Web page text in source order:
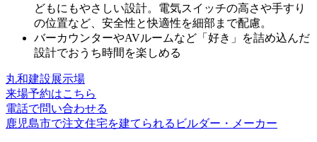
どもにもやさしい設計。電気スイッチの高さや手すり
の位置など、安全性と快適性を細部まで配慮。
バーカウンターやAVルームなど「好き」を詰め込んだ
設計でおうち時間を楽しめる
丸和建設展示場
来場予約はこちら
電話で問い合わせる
鹿児島市で注文住宅を建てられるビルダー・メーカー